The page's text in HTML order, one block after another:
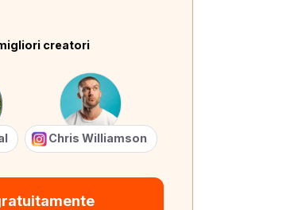
creatori
Chris Williamson